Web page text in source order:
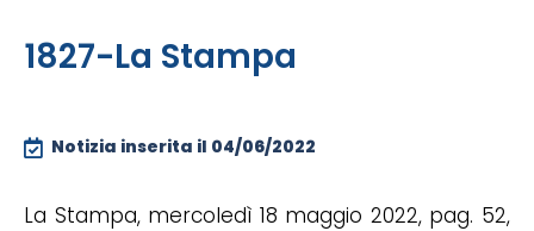
1827-La Stampa
Notizia inserita il 04/06/2022
La Stampa, mercoledì 18 maggio 2022, pag. 52,